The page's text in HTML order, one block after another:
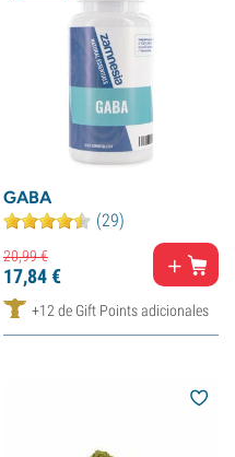
GABA
(29)
20,99€
17,84€
+12 de Gift Points adicionales